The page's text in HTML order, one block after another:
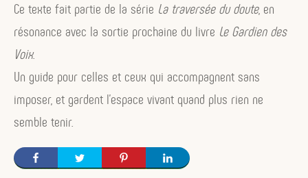
Ce texte fait partie de la série La traversée du doute, en
résonance avec la sortie prochaine du livre Le Gardien des
Voix.
Un guide pour celles et ceux qui accompagnent sans
imposer, et gardent l’espace vivant quand plus rien ne
semble tenir.